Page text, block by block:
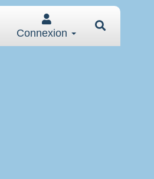
Connexion